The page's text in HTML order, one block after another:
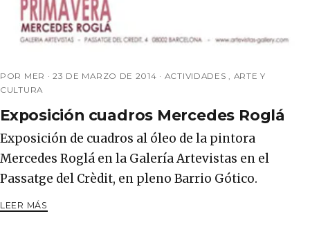
POR MER ·23 DE MARZO DE 2014 · ACTIVIDADES
ARTE Y
CULTURA
Exposición cuadros Mercedes Roglá
Exposición de cuadros al óleo de la pintora
Mercedes Roglá en la Galería Artevistas en el
Passatge del Crèdit, en pleno Barrio Gótico.
LEER MÁS